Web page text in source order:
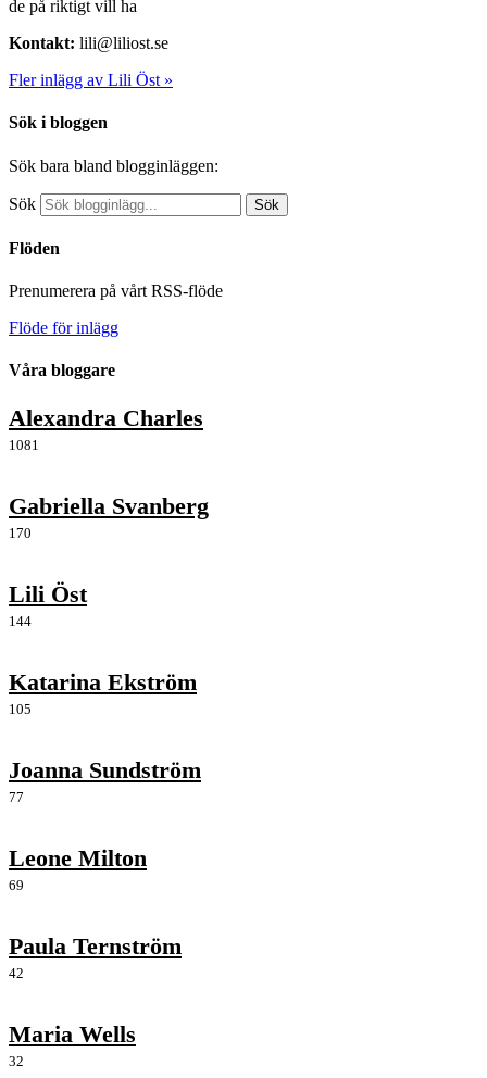
de på riktigt vill ha
Kontakt: lili@liliost.se
Fler inlägg av Lili Öst »
Sök i bloggen
Sök bara bland blogginläggen:
Sök Sök
Flöden
Prenumerera på vårt RSS-flöde
Flöde för inlägg
Våra bloggare
Alexandra Charles
1081
Gabriella Svanberg
170
Lili Öst
144
Katarina Ekström
105
Joanna Sundström
77
Leone Milton
69
Paula Ternström
42
Maria Wells
32